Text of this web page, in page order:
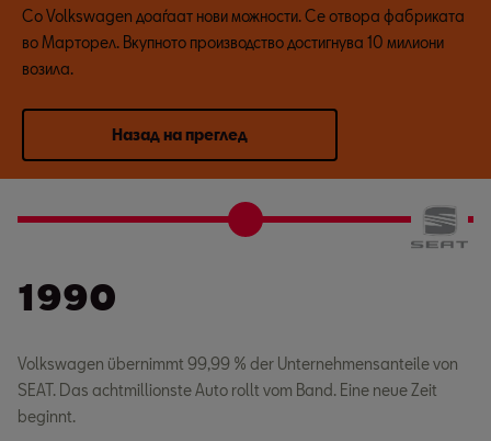
Со Volkswagen доаѓаат нови можности. Се отвора фабриката
во Марторел. Вкупното производство достигнува 10 милиони
возила.
Назад на преглед
1990
Volkswagen übernimmt 99,99 % der Unternehmensanteile von
SEAT. Das achtmillionste Auto rollt vom Band. Eine neue Zeit
beginnt.